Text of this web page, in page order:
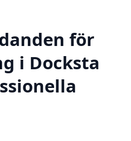
för
i Docksta